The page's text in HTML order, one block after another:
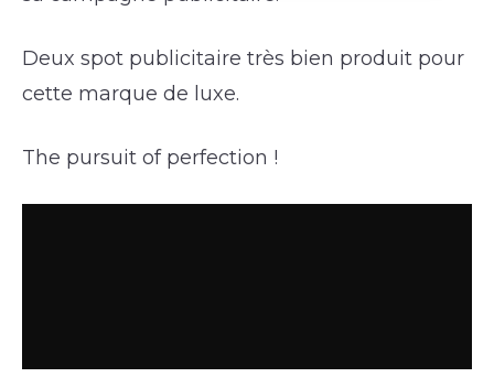
Deux spot publicitaire très bien produit pour
cette marque de luxe.
The pursuit of perfection !